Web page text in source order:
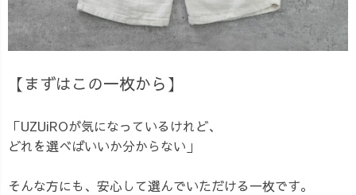
【まずはこの一枚から】
「UZUiROが気になっているけれど、
どれを選べばいいか分からない」
そんな方にも、安心して選んでいただける一枚です。